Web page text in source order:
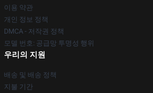
이용 약관
개인 정보 정책
DMCA - 저작권 정책
모델 번호: 공급망 투명성 행위
우리의 지원
배송 및 배송 정책
지불 기간